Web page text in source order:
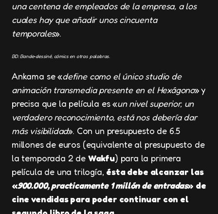
una centena de empleados de la empresa, a los
cuales hay que añadir unos cincuenta
temporales».
BD: Bande-dessiné, cómics en otras palabras.
Ankama se «define como el único studio de
animación transmedia presente en el Hexágono» y
precisa que la película es «un nivel superior, un
verdadero reconocimiento, está nos debería dar
más visibilidad». Con un presupuesto de 6.5
millones de euros (equivalente al presupuesto de
la temporada 2 de Wakfu) para la primera
película de una trilogía, ésta debe alcanzar las
«900.000, practicamente 1 millón de entradas» de
cine vendidas para poder continuar con el